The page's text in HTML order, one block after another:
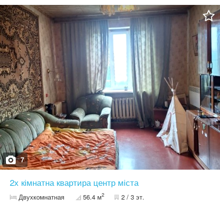
будинок підключений до стратегічної лінії, тому світло не
вимикають Ціна: ВСЬОГО 900 $/м² — найнижча в цьому
будинку! Така ціна через терміновий продаж, тому це реальний
шанс вигідно купити в центрі Локація — ТОП: центр міста, все
поруч — магазини, школи, транспорт, інфраструктура Квартира
ідеально підійде як для життя, так і для інвестиції Телефонуйте
— такі варіанти довго не затримуються! +38********10 АН
РієлУмань
7
2х кімнатна квартира центр міста
Двухкомнатная 56.4 м2 2 / 3 эт.